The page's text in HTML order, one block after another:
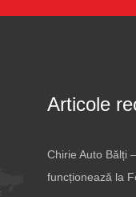
Articole
Chirie Auto Bălți
funcționează la